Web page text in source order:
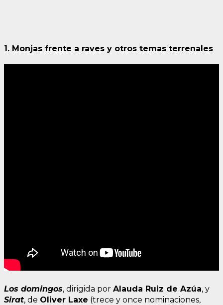
1. Monjas frente a raves y otros temas terrenales
Los domingos, dirigida por Alauda Ruiz de Azúa, y
Sirat, de Oliver Laxe (trece y once nominaciones,